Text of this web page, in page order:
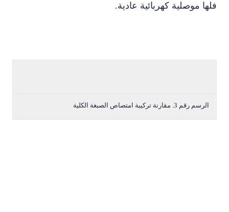
موصلية كهربائية عادية.
لرسم رقم 3. مقارنة تركيبة امتصاص الصبغة الكلية